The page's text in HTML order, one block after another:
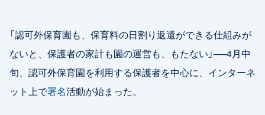
「認可外保育園も、保育料の日割り返還ができる仕組みが
ないと、保護者の家計も園の運営も、もたない」──4月中
旬、認可外保育園を利用する保護者を中心に、インターネ
ット上で署名活動が始まった。